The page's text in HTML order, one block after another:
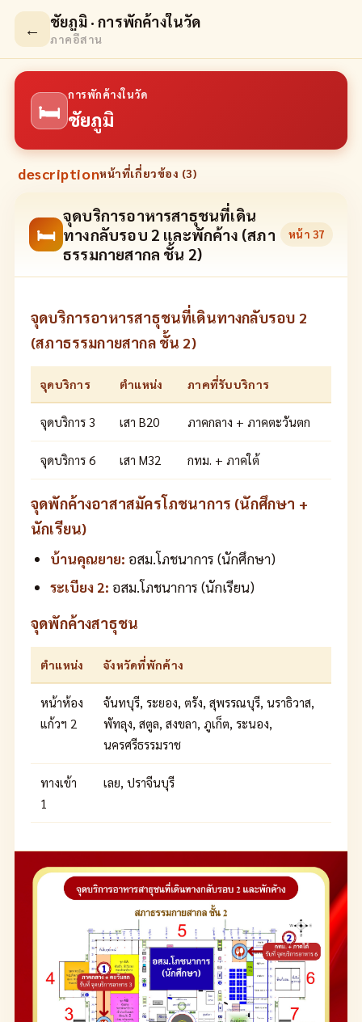
← ชัยภูมิ · การพักค้างในวัด
ภาคอีสาน
🛏
การพักค้างในวัด
ชัยภูมิ
descriptionหน้าที่เกี่ยวข้อง (3)
🛏
จุดบริการอาหารสาธุชนที่เดิน
ทางกลับรอบ 2 และพักค้าง (สภา
ธรรมกายสากล ชั้น 2)
หน้า 37
จุดบริการอาหารสาธุชนที่เดินทางกลับรอบ 2
(สภาธรรมกายสากล ชั้น 2)
จุดบริการ ตำแหน่ง ภาคที่รับบริการ
จุดบริการ 3 เสา B20 ภาคกลาง + ภาคตะวันตก
จุดบริการ 6 เสา M32 กทม. + ภาคใต้
จุดพักค้างอาสาสมัครโภชนาการ (นักศึกษา +
นักเรียน)
บ้านคุณยาย: อสม.โภชนาการ (นักศึกษา)
ระเบียง 2: อสม.โภชนาการ (นักเรียน)
จุดพักค้างสาธุชน
ตำแหน่ง จังหวัดที่พักค้าง
หน้าห้อง
แก้วฯ 2
จันทบุรี, ระยอง, ตรัง, สุพรรณบุรี, นราธิวาส,
พัทลุง, สตูล, สงขลา, ภูเก็ต, ระนอง,
นครศรีธรรมราช
ทางเข้า
1
เลย, ปราจีนบุรี